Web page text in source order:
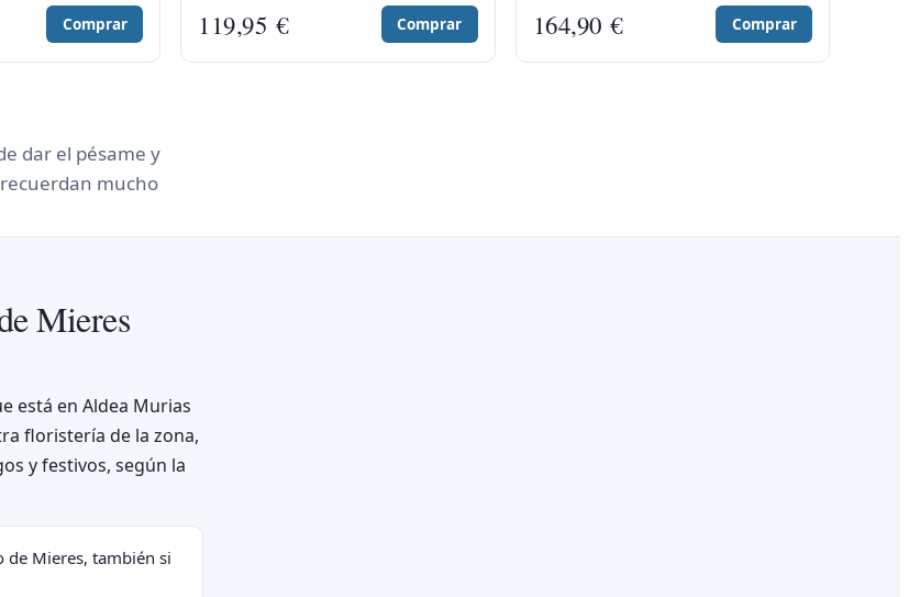
Comprar 119,95 € Comprar 164,90€ Comprar
dar el pésame y
mucho
Mieres
está en Aldea Murias
floristería de la zona,
y festivos, según la
de Mieres, también si